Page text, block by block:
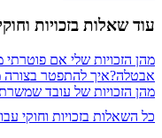
עוד שאלות בזכויות
מהן הזכויות שלי אם פוטרתי
אבטלה?איך להתפטר בצורה
מהן הזכויות של עובד
כל השאלות בזכויות וחוקי